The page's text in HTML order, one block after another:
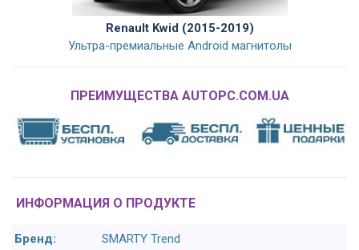
Renault Kwid (2015-2019)
Ультра-премиальные Android магнитолы
ПРЕИМУЩЕСТВА AUTOPC.COM.UA
ИНФОРМАЦИЯ О ПРОДУКТЕ
Бренд:
SMARTY Trend